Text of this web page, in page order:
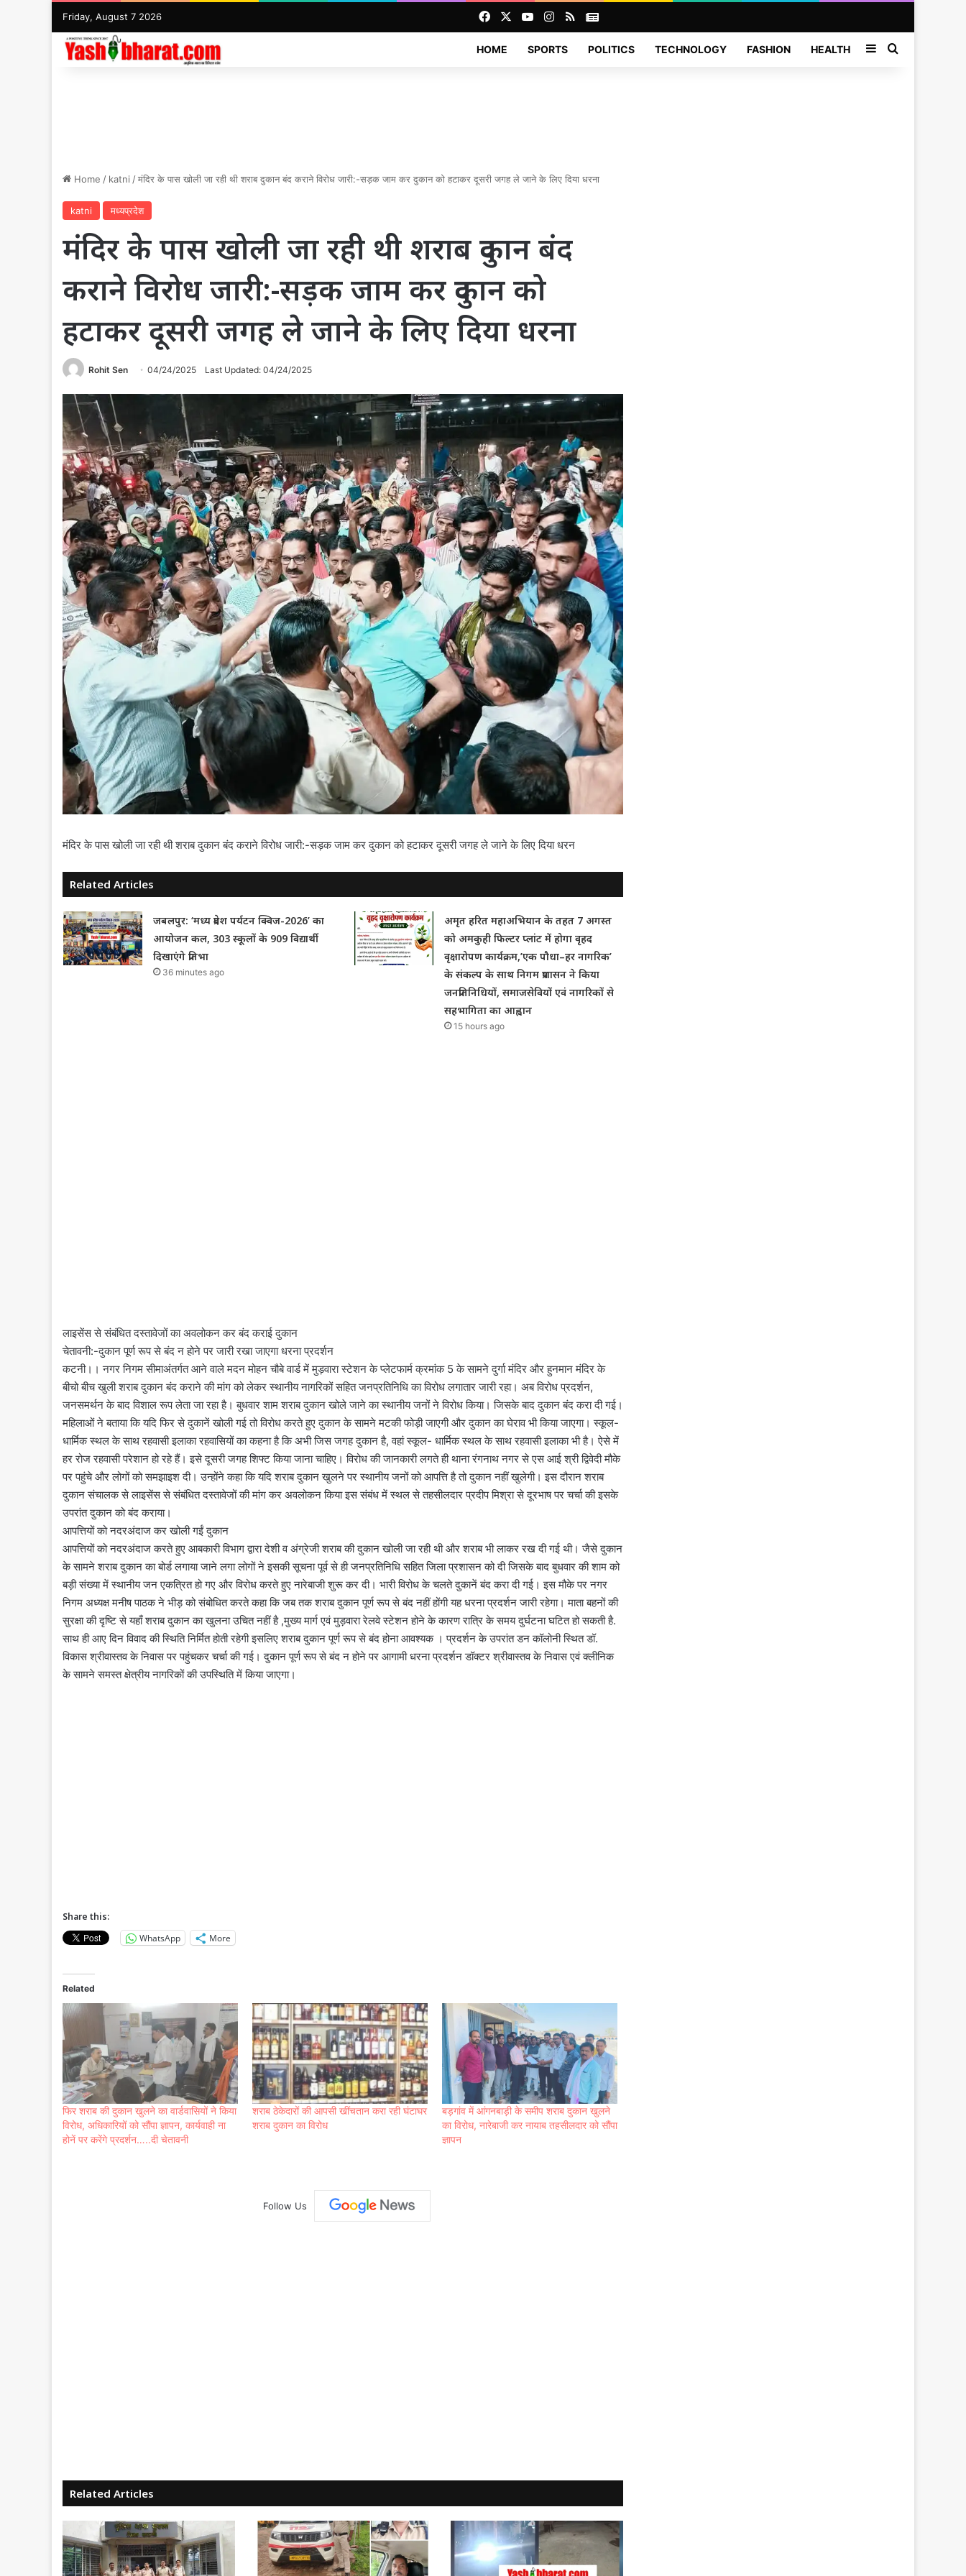
Friday, August 7 2026 FacebookYouTubeInstagram
RSSNews
HOME SPORTS POLITICS TECHNOLOGY FASHION HEALTH SidebarSearch for
Home / katni /मंदिर के पास खोली जा रही थी शराब दुकान बंद कराने विरोध जारी:-सड़क जाम कर दुकान को हटाकर दूसरी जगह ले जाने के लिए दिया धरना
katni मध्यप्रदेश
मंदिर के पास खोली जा रही थी शराब दुकान बंद
कराने विरोध जारी:-सड़क जाम कर दुकान को
हटाकर दूसरी जगह ले जाने के लिए दिया धरना
Rohit Sen 04/24/2025 Last Updated: 04/24/2025
मंदिर के पास खोली जा रही थी शराब दुकान बंद कराने विरोध जारी:-सड़क जाम कर दुकान को हटाकर दूसरी जगह ले जाने के लिए दिया धरन
Related Articles
जबलपुर: ‘मध्य प्रदेश पर्यटन क्विज-2026’ का
आयोजन कल, 303 स्कूलों के 909 विद्यार्थी
दिखाएंगे प्रतिभा
36 minutes ago
अमृत हरित महाअभियान के तहत 7 अगस्त
को अमकुही फिल्टर प्लांट में होगा वृहद
वृक्षारोपण कार्यक्रम,’एक पौधा–हर नागरिक’
के संकल्प के साथ निगम प्रशासन ने किया
जनप्रतिनिधियों, समाजसेवियों एवं नागरिकों से
सहभागिता का आह्वान
15 hours ago
लाइसेंस से संबंधित दस्तावेजों का अवलोकन कर बंद कराई दुकान
चेतावनी:-दुकान पूर्ण रूप से बंद न होने पर जारी रखा जाएगा धरना प्रदर्शन
कटनी।। नगर निगम सीमाअंतर्गत आने वाले मदन मोहन चौबे वार्ड में मुड़वारा स्टेशन के प्लेटफार्म क्रमांक 5 के सामने दुर्गा मंदिर और हुनमान मंदिर के
बीचो बीच खुली शराब दुकान बंद कराने की मांग को लेकर स्थानीय नागरिकों सहित जनप्रतिनिधि का विरोध लगातार जारी रहा। अब विरोध प्रदर्शन,
जनसमर्थन के बाद विशाल रूप लेता जा रहा है। बुधवार शाम शराब दुकान खोले जाने का स्थानीय जनों ने विरोध किया। जिसके बाद दुकान बंद करा दी गई।
महिलाओं ने बताया कि यदि फिर से दुकानें खोली गई तो विरोध करते हुए दुकान के सामने मटकी फोड़ी जाएगी और दुकान का घेराव भी किया जाएगा। स्कूल-
धार्मिक स्थल के साथ रहवासी इलाका रहवासियों का कहना है कि अभी जिस जगह दुकान है, वहां स्कूल- धार्मिक स्थल के साथ रहवासी इलाका भी है। ऐसे में
हर रोज रहवासी परेशान हो रहे हैं। इसे दूसरी जगह शिफ्ट किया जाना चाहिए। विरोध की जानकारी लगते ही थाना रंगनाथ नगर से एस आई श्री द्विवेदी मौके
पर पहुंचे और लोगों को समझाइश दी। उन्होंने कहा कि यदि शराब दुकान खुलने पर स्थानीय जनों को आपत्ति है तो दुकान नहीं खुलेगी। इस दौरान शराब
दुकान संचालक से लाइसेंस से संबंधित दस्तावेजों की मांग कर अवलोकन किया इस संबंध में स्थल से तहसीलदार प्रदीप मिश्रा से दूरभाष पर चर्चा की इसके
उपरांत दुकान को बंद कराया।
आपत्तियों को नदरअंदाज कर खोली गईं दुकान
आपत्तियों को नदरअंदाज करते हुए आबकारी विभाग द्वारा देशी व अंग्रेजी शराब की दुकान खोली जा रही थी और शराब भी लाकर रख दी गई थी। जैसे दुकान
के सामने शराब दुकान का बोर्ड लगाया जाने लगा लोगों ने इसकी सूचना पूर्व से ही जनप्रतिनिधि सहित जिला प्रशासन को दी जिसके बाद बुधवार की शाम को
बड़ी संख्या में स्थानीय जन एकत्रित हो गए और विरोध करते हुए नारेबाजी शुरू कर दी। भारी विरोध के चलते दुकानें बंद करा दी गई। इस मौके पर नगर
निगम अध्यक्ष मनीष पाठक ने भीड़ को संबोधित करते कहा कि जब तक शराब दुकान पूर्ण रूप से बंद नहीं होंगी यह धरना प्रदर्शन जारी रहेगा। माता बहनों की
सुरक्षा की दृष्टि से यहाँ शराब दुकान का खुलना उचित नहीं है ,मुख्य मार्ग एवं मुड़वारा रेलवे स्टेशन होने के कारण रात्रि के समय दुर्घटना घटित हो सकती है.
साथ ही आए दिन विवाद की स्थिति निर्मित होती रहेगी इसलिए शराब दुकान पूर्ण रूप से बंद होना आवश्यक । प्रदर्शन के उपरांत डन कॉलोनी स्थित डॉ.
विकास श्रीवास्तव के निवास पर पहुंचकर चर्चा की गई। दुकान पूर्ण रूप से बंद न होने पर आगामी धरना प्रदर्शन डॉक्टर श्रीवास्तव के निवास एवं क्लीनिक
के सामने समस्त क्षेत्रीय नागरिकों की उपस्थिति में किया जाएगा।
Share this:
WhatsApp
More
Related
फिर शराब की दुकान खुलने का वार्डवासियों ने किया
विरोध, अधिकारियों को सौंपा ज्ञापन, कार्यवाही ना
होनें पर करेंगे प्रदर्शन…..दी चेतावनी
शराब ठेकेदारों की आपसी खींचतान करा रही घंटाघर
शराब दुकान का विरोध
बड़गांव में आंगनबाड़ी के समीप शराब दुकान खुलने
का विरोध, नारेबाजी कर नायाब तहसीलदार को सौंपा
ज्ञापन
Follow Us
Related Articles